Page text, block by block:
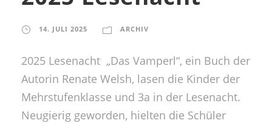
14. JULI 2025 ARCHIV
2025 Lesenacht „Das Vamperl“, ein Buch der
Autorin Renate Welsh, lasen die Kinder der
Mehrstufenklasse und 3a in der Lesenacht.
Neugierig geworden, hielten die Schüler